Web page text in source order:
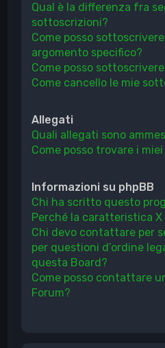
Qual è la differenza fra
sottoscrizioni?
Come posso
argomento specifico?
Come posso
Come cancello le mie
Allegati
Quali allegati sono
Come posso trovare i
Informazioni su phpBB
Chi ha scritto questo
Perché la caratteristica
Chi devo contattare per
per questioni d’ordine
questa Board?
Come posso contattare
Forum?